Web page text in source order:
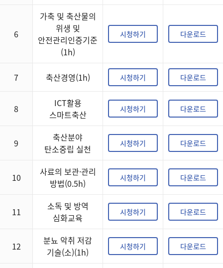
6
가축 및 축산물의
위생 및
안전관리인증기준
(1h)
시청하기 다운로드
7 축산경영(1h) 시청하기 다운로드
8
ICT활용
스마트축산
시청하기 다운로드
9
축산분야
탄소중립 실천
시청하기 다운로드
10
사료의 보관·관리
방법(0.5h)
시청하기 다운로드
11
소독 및 방역
심화교육
시청하기 다운로드
12
분뇨 악취 저감
기술(소)(1h)
시청하기 다운로드